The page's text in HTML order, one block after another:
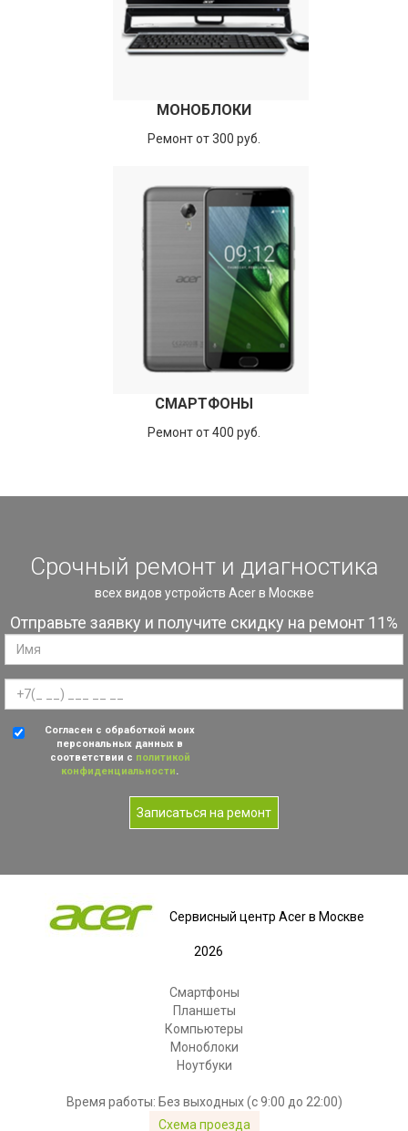
МОНОБЛОКИ
Ремонт от 300 руб.
СМАРТФОНЫ
Ремонт от 400 руб.
Срочный ремонт и диагностика
всех видов устройств Acer в Москве
Отправьте заявку и получите скидку на ремонт 11%
Согласен с обработкой моих
персональных данных в
соответствии с политикой
конфиденциальности.
Записаться на ремонт
Сервисный центр Acer в Москве
2026
Смартфоны
Планшеты
Компьютеры
Моноблоки
Ноутбуки
Время работы: Без выходных (с 9:00 до 22:00)
Схема проезда